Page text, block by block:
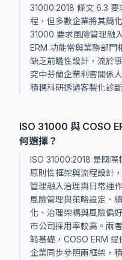
31000:2018 條文 6.3
程，但多數企業將其簡
31000 要求風險管理融
ERM 功能常與業務部門
缺乏前瞻性設計，流於
究中芬蘭企業利害關係
積穗科研透過客製化診
ISO 31000 與 COSO
何選擇？
ISO 31000:2018 是國
原則性框架與流程設計
管理融入治理與日常運
風險管理與策略設定、
化、治理架構與風險偏
市公司採用率較高。兩
範基礎，COSO ERM
企業同步參照兩框架，